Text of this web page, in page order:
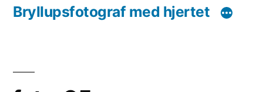
Bryllupsfotograf med hjertet